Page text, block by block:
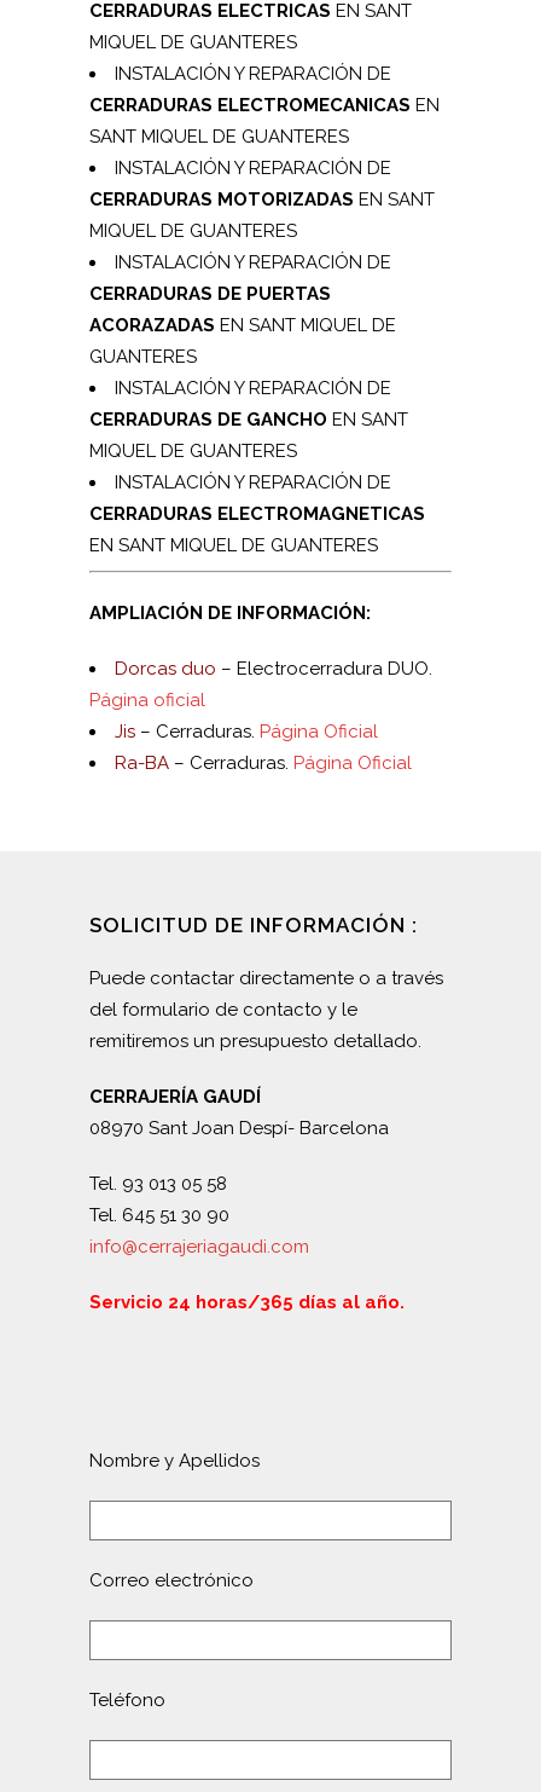
CERRADURAS ELECTRICAS EN SANT
MIQUEL DE GUANTERES
INSTALACIÓN Y REPARACIÓN DE
CERRADURAS ELECTROMECANICAS EN
SANT MIQUEL DE GUANTERES
INSTALACIÓN Y REPARACIÓN DE
CERRADURAS MOTORIZADAS EN SANT
MIQUEL DE GUANTERES
INSTALACIÓN Y REPARACIÓN DE
CERRADURAS DE PUERTAS
ACORAZADAS EN SANT MIQUEL DE
GUANTERES
INSTALACIÓN Y REPARACIÓN DE
CERRADURAS DE GANCHO EN SANT
MIQUEL DE GUANTERES
INSTALACIÓN Y REPARACIÓN DE
CERRADURAS ELECTROMAGNETICAS
EN SANT MIQUEL DE GUANTERES
AMPLIACIÓN DE INFORMACIÓN:
Dorcas duo – Electrocerradura DUO.
Página oficial
Jis – Cerraduras. Página Oficial
Ra-BA – Cerraduras. Página Oficial
SOLICITUD DE INFORMACIÓN :
Puede contactar directamente o a través
del formulario de contacto y le
remitiremos un presupuesto detallado.
CERRAJERÍA GAUDÍ
08970 Sant Joan Despí- Barcelona
Tel. 93 013 05 58
Tel. 645 51 30 90
info@cerrajeriagaudi.com
Servicio 24 horas/365 días al año.
Nombre y Apellidos
Correo electrónico
Teléfono